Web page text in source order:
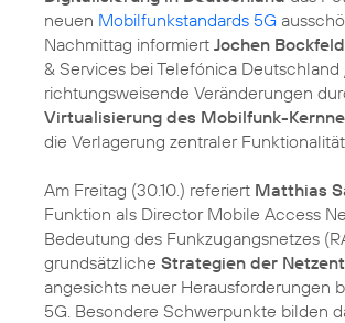
neuen Mobilfunkstandards 5G
Nachmittag informiert Jochen Bockfeld
& Services bei Telefónica Deutschland
richtungsweisende Veränderungen
Virtualisierung des Mobilfunk-
die Verlagerung zentraler
Am Freitag (30.10.) referiert Matthias
Funktion als Director Mobile Access
Bedeutung des Funkzugangsnetzes
grundsätzliche Strategien der
angesichts neuer Herausforderungen
5G. Besondere Schwerpunkte bilden